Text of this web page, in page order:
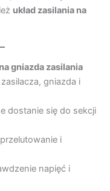
układ zasilania na
gniazda zasilania
gniazda i
dostanie się do sekcji
i
napięć i